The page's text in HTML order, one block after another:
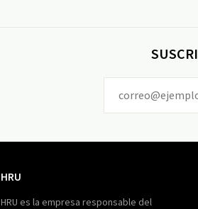
HRU
HRU es la empresa responsable del